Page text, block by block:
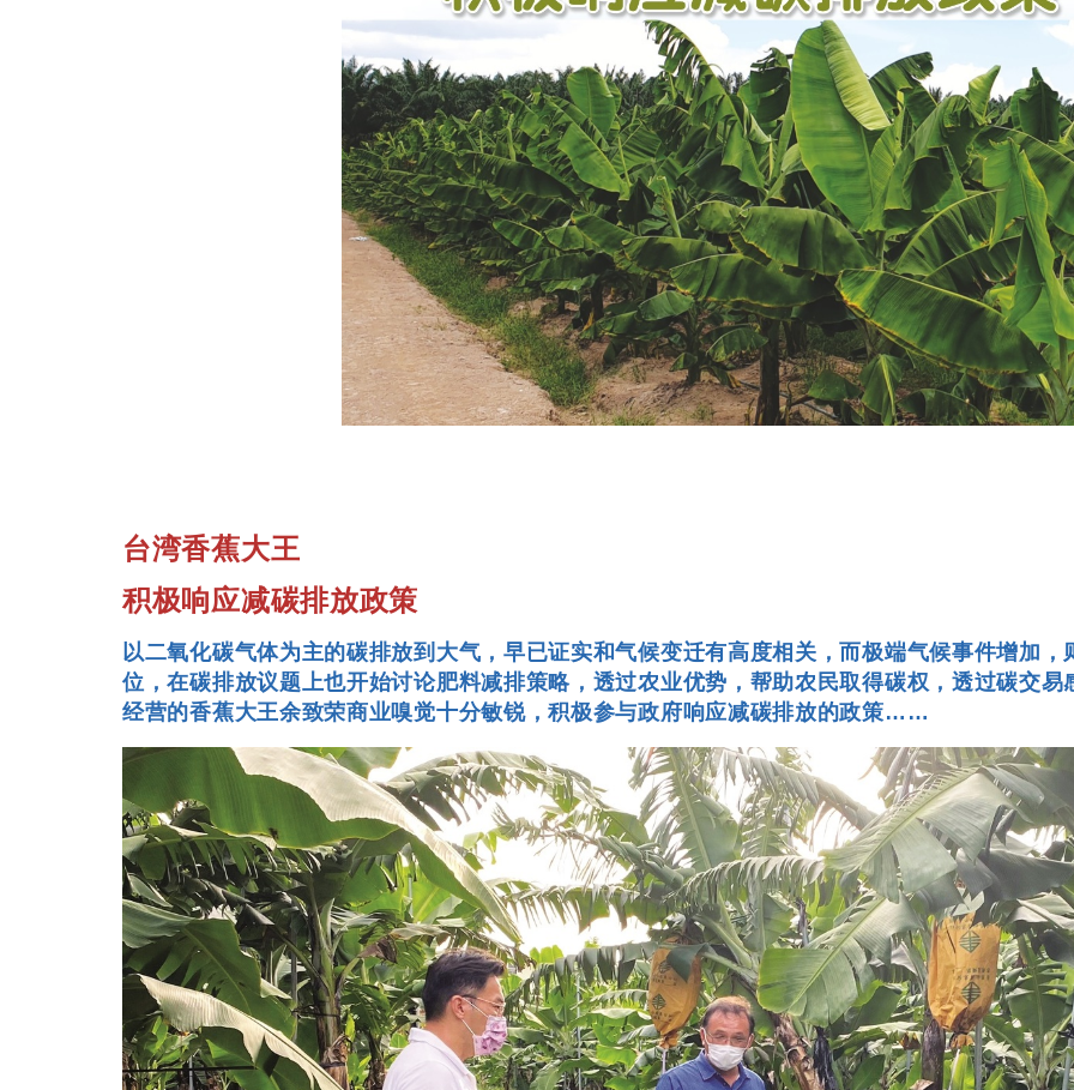
台湾香蕉大王
积极响应减碳排放政策
以二氧化碳气体为主的碳排放到大气，早已证实和气候变迁有高度相关，而极端气候事件增加
位，在碳排放议题上也开始讨论肥料减排策略，透过农业优势，帮助农民取得碳权，透过碳交
经营的香蕉大王余致荣商业嗅觉十分敏锐，积极参与政府响应减碳排放的政策……